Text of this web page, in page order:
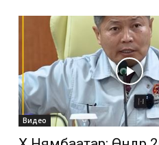
Видео